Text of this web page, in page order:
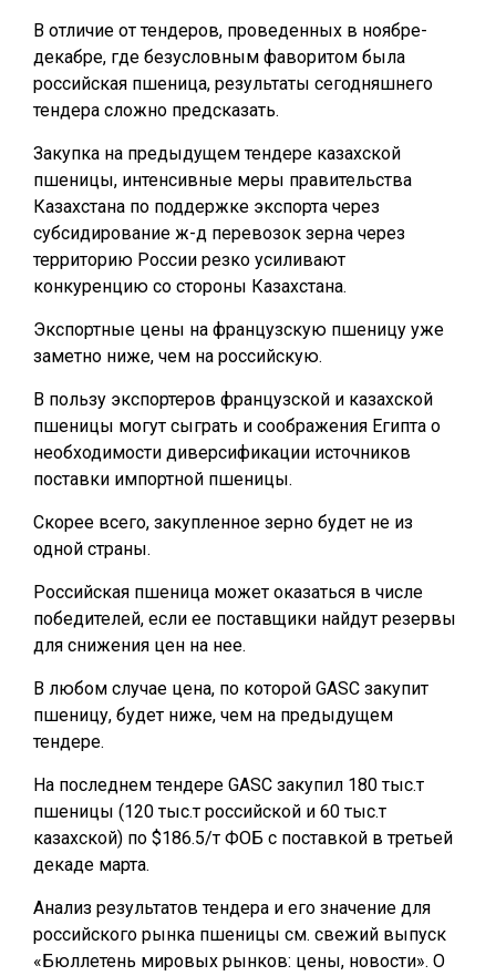
В отличие от тендеров, проведенных в ноябре-
декабре, где безусловным фаворитом была
российская пшеница, результаты сегодняшнего
тендера сложно предсказать.
Закупка на предыдущем тендере казахской
пшеницы, интенсивные меры правительства
Казахстана по поддержке экспорта через
субсидирование ж-д перевозок зерна через
территорию России резко усиливают
конкуренцию со стороны Казахстана.
Экспортные цены на французскую пшеницу уже
заметно ниже, чем на российскую.
В пользу экспортеров французской и казахской
пшеницы могут сыграть и соображения Египта о
необходимости диверсификации источников
поставки импортной пшеницы.
Скорее всего, закупленное зерно будет не из
одной страны.
Российская пшеница может оказаться в числе
победителей, если ее поставщики найдут резервы
для снижения цен на нее.
В любом случае цена, по которой GASC закупит
пшеницу, будет ниже, чем на предыдущем
тендере.
На последнем тендере GASC закупил 180 тыс.т
пшеницы (120 тыс.т российской и 60 тыс.т
казахской) по $186.5/т ФОБ с поставкой в третьей
декаде марта.
Анализ результатов тендера и его значение для
российского рынка пшеницы см. свежий выпуск
«Бюллетень мировых рынков: цены, новости». О